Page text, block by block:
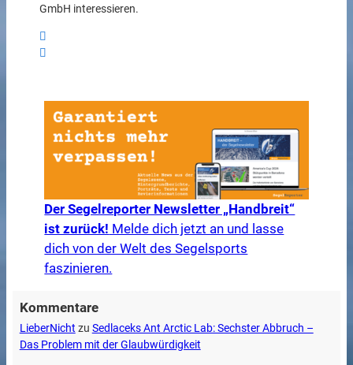
GmbH interessieren.
Der Segelreporter Newsletter „Handbreit“
ist zurück! Melde dich jetzt an und lasse
dich von der Welt des Segelsports
faszinieren.
Kommentare
LieberNicht zu Sedlaceks Ant Arctic Lab: Sechster Abbruch –
Das Problem mit der Glaubwürdigkeit